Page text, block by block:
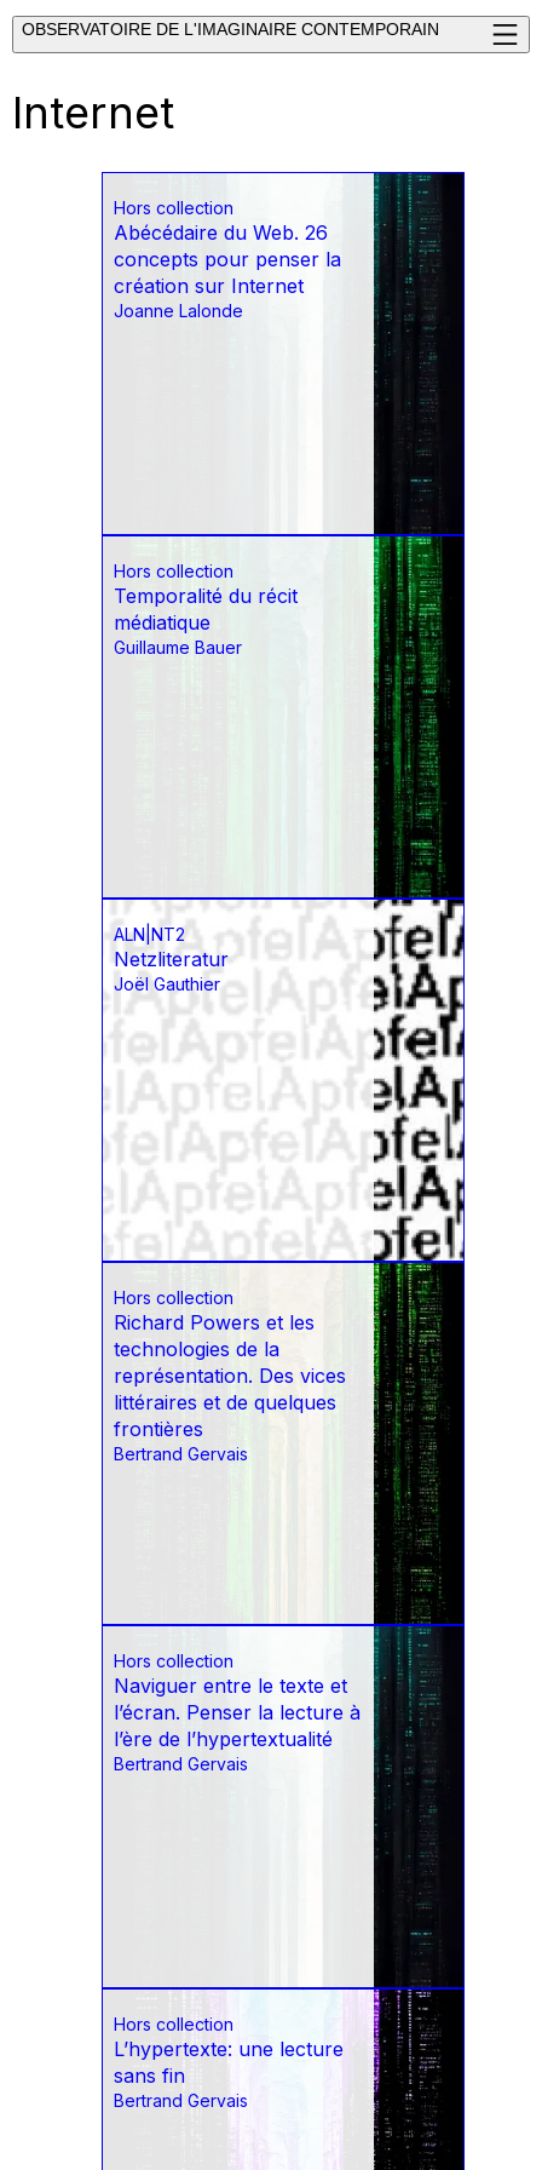
OBSERVATOIRE DE L'IMAGINAIRE CONTEMPORAIN
Internet
Hors collection
Abécédaire du Web. 26
concepts pour penser la
création sur Internet
Joanne Lalonde
Hors collection
Temporalité du récit
médiatique
Guillaume Bauer
ALN|NT2
Netzliteratur
Joël Gauthier
Hors collection
Richard Powers et les
technologies de la
représentation. Des vices
littéraires et de quelques
frontières
Bertrand Gervais
Hors collection
Naviguer entre le texte et
l’écran. Penser la lecture à
l’ère de l’hypertextualité
Bertrand Gervais
Hors collection
L’hypertexte: une lecture
sans fin
Bertrand Gervais